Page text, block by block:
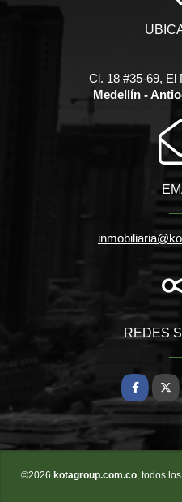
Cl. 18 #35-69, El
Medellín -
REDES
Facebook
X
©2026 kotagroup.com.co, todos